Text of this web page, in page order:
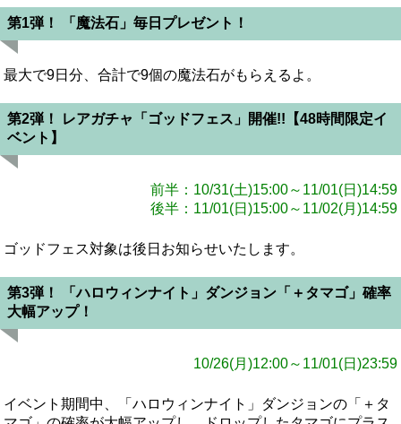
第1弾！ 「魔法石」毎日プレゼント！
最大で9日分、合計で9個の魔法石がもらえるよ。
第2弾！ レアガチャ「ゴッドフェス」開催!!【48時間限定イ
ベント】
前半：10/31(土)15:00～11/01(日)14:59
後半：11/01(日)15:00～11/02(月)14:59
ゴッドフェス対象は後日お知らせいたします。
第3弾！ 「ハロウィンナイト」ダンジョン「＋タマゴ」確率
大幅アップ！
10/26(月)12:00～11/01(日)23:59
イベント期間中、「ハロウィンナイト」ダンジョンの「＋タ